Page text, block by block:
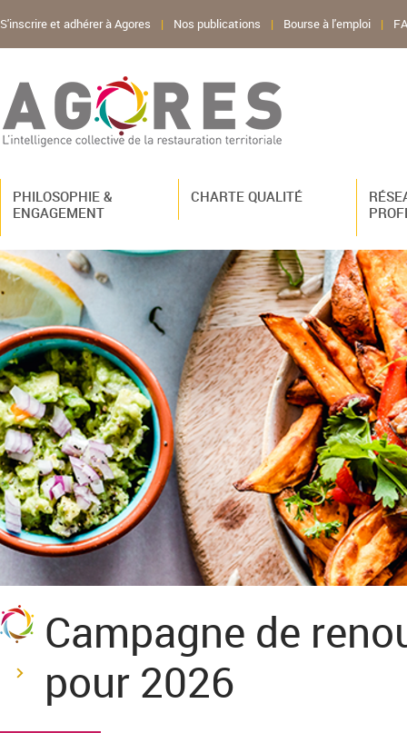
S'inscrire et adhérer à Agores | Nos publications | Bourse à l'emploi |
PHILOSOPHIE &
ENGAGEMENT
CHARTE QUALITÉ
Campagne de
pour 2026